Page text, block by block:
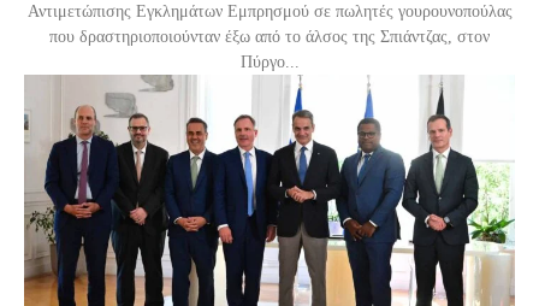
Αντιμετώπισης Εγκλημάτων Εμπρησμού σε πωλητές γουρουνοπούλας
που δραστηριοποιούνταν έξω από το άλσος της Σπιάντζας, στον
Πύργο...